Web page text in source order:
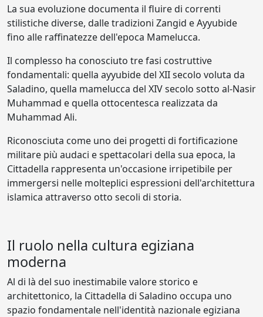
La sua evoluzione documenta il fluire di correnti
stilistiche diverse, dalle tradizioni Zangid e Ayyubide
fino alle raffinatezze dell'epoca Mamelucca.
Il complesso ha conosciuto tre fasi costruttive
fondamentali: quella ayyubide del XII secolo voluta da
Saladino, quella mamelucca del XIV secolo sotto al-Nasir
Muhammad e quella ottocentesca realizzata da
Muhammad Ali.
Riconosciuta come uno dei progetti di fortificazione
militare più audaci e spettacolari della sua epoca, la
Cittadella rappresenta un'occasione irripetibile per
immergersi nelle molteplici espressioni dell'architettura
islamica attraverso otto secoli di storia.
Il ruolo nella cultura egiziana
moderna
Al di là del suo inestimabile valore storico e
architettonico, la Cittadella di Saladino occupa uno
spazio fondamentale nell'identità nazionale egiziana